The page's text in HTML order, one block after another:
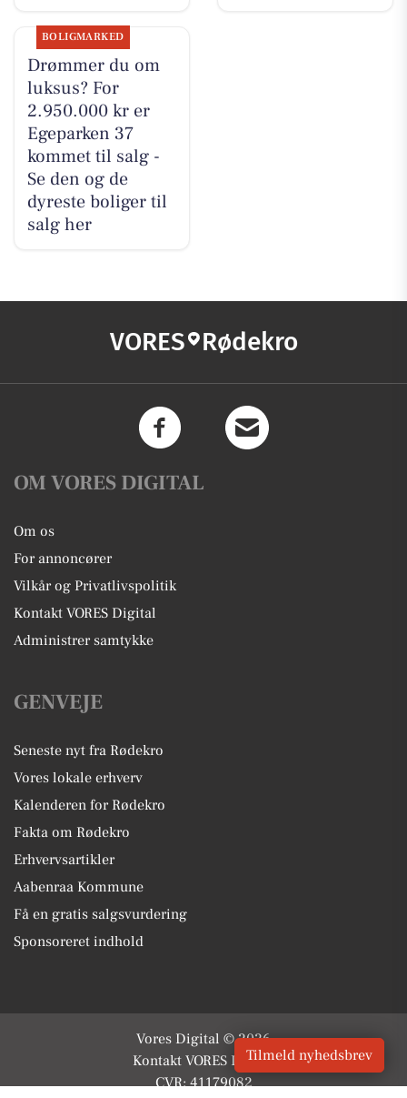
BOLIGMARKED
Drømmer du om
luksus? For
2.950.000 kr er
Egeparken 37
kommet til salg -
Se den og de
dyreste boliger til
salg her
VORES Rødekro
OM VORES DIGITAL
Om os
For annoncører
Vilkår og Privatlivspolitik
Kontakt VORES Digital
Administrer samtykke
GENVEJE
Seneste nyt fra Rødekro
Vores lokale erhverv
Kalenderen for Rødekro
Fakta om Rødekro
Erhvervsartikler
Aabenraa Kommune
Få en gratis salgsvurdering
Sponsoreret indhold
Vores Digital © 2026
Kontakt VORES Digital
CVR: 41179082
Tilmeld nyhedsbrev